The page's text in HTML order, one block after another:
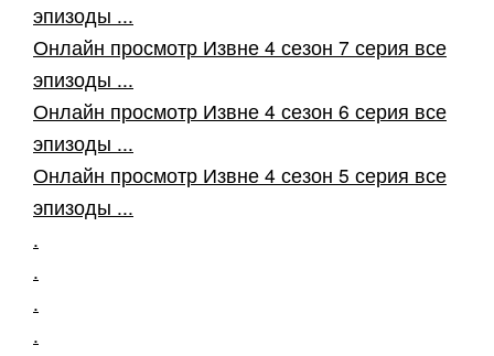
эпизоды ...
Онлайн просмотр Извне 4 сезон 7 серия все
эпизоды ...
Онлайн просмотр Извне 4 сезон 6 серия все
эпизоды ...
Онлайн просмотр Извне 4 сезон 5 серия все
эпизоды ...
.
.
.
.